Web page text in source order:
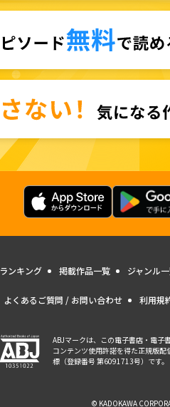
ランキング 掲載作品一覧 ジャンル
よくあるご質問 / お問い合わせ 利用規
ABJマークは、この電子書店・電子
コンテンツ使用許諾を得た正規版
標（登録番号 第6091713号）です。
© KADOKAWA